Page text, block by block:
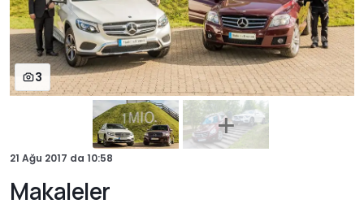
3
21 Ağu 2017 da 10:58
Makaleler